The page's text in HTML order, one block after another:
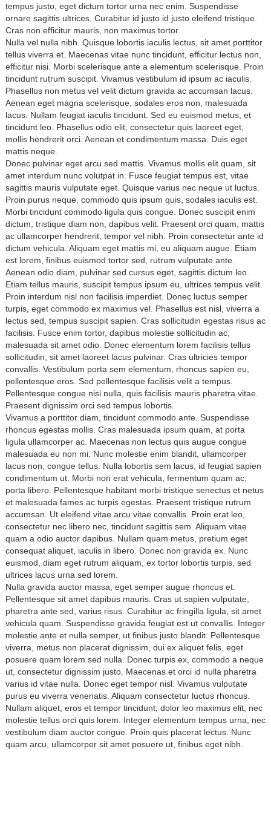
tempus justo, eget dictum tortor urna nec enim. Suspendisse
ornare sagittis ultrices. Curabitur id justo id justo eleifend tristique.
Cras non efficitur mauris, non maximus tortor.
Nulla vel nulla nibh. Quisque lobortis iaculis lectus, sit amet porttitor
tellus viverra et. Maecenas vitae nunc tincidunt, efficitur lectus non,
efficitur nisi. Morbi scelerisque ante a elementum scelerisque. Proin
tincidunt rutrum suscipit. Vivamus vestibulum id ipsum ac iaculis.
Phasellus non metus vel velit dictum gravida ac accumsan lacus.
Aenean eget magna scelerisque, sodales eros non, malesuada
lacus. Nullam feugiat iaculis tincidunt. Sed eu euismod metus, et
tincidunt leo. Phasellus odio elit, consectetur quis laoreet eget,
mollis hendrerit orci. Aenean et condimentum massa. Duis eget
mattis neque.
Donec pulvinar eget arcu sed mattis. Vivamus mollis elit quam, sit
amet interdum nunc volutpat in. Fusce feugiat tempus est, vitae
sagittis mauris vulputate eget. Quisque varius nec neque ut luctus.
Proin purus neque, commodo quis ipsum quis, sodales iaculis est.
Morbi tincidunt commodo ligula quis congue. Donec suscipit enim
dictum, tristique diam non, dapibus velit. Praesent orci quam, mattis
ac ullamcorper hendrerit, tempor vel nibh. Proin consectetur ante id
dictum vehicula. Aliquam eget mattis mi, eu aliquam augue. Etiam
est lorem, finibus euismod tortor sed, rutrum vulputate ante.
Aenean odio diam, pulvinar sed cursus eget, sagittis dictum leo.
Etiam tellus mauris, suscipit tempus ipsum eu, ultrices tempus velit.
Proin interdum nisl non facilisis imperdiet. Donec luctus semper
turpis, eget commodo ex maximus vel. Phasellus est nisl, viverra a
lectus sed, tempus suscipit sapien. Cras sollicitudin egestas risus ac
facilisis. Fusce enim tortor, dapibus molestie sollicitudin ac,
malesuada sit amet odio. Donec elementum lorem facilisis tellus
sollicitudin, sit amet laoreet lacus pulvinar. Cras ultricies tempor
convallis. Vestibulum porta sem elementum, rhoncus sapien eu,
pellentesque eros. Sed pellentesque facilisis velit a tempus.
Pellentesque congue nisi nulla, quis facilisis mauris pharetra vitae.
Praesent dignissim orci sed tempus lobortis.
Vivamus a porttitor diam, tincidunt commodo ante. Suspendisse
rhoncus egestas mollis. Cras malesuada ipsum quam, at porta
ligula ullamcorper ac. Maecenas non lectus quis augue congue
malesuada eu non mi. Nunc molestie enim blandit, ullamcorper
lacus non, congue tellus. Nulla lobortis sem lacus, id feugiat sapien
condimentum ut. Morbi non erat vehicula, fermentum quam ac,
porta libero. Pellentesque habitant morbi tristique senectus et netus
et malesuada fames ac turpis egestas. Praesent tristique rutrum
accumsan. Ut eleifend vitae arcu vitae convallis. Proin erat leo,
consectetur nec libero nec, tincidunt sagittis sem. Aliquam vitae
quam a odio auctor dapibus. Nullam quam metus, pretium eget
consequat aliquet, iaculis in libero. Donec non gravida ex. Nunc
euismod, diam eget rutrum aliquam, ex tortor lobortis turpis, sed
ultrices lacus urna sed lorem.
Nulla gravida auctor massa, eget semper augue rhoncus et.
Pellentesque sit amet dapibus mauris. Cras ut sapien vulputate,
pharetra ante sed, varius risus. Curabitur ac fringilla ligula, sit amet
vehicula quam. Suspendisse gravida feugiat est ut convallis. Integer
molestie ante et nulla semper, ut finibus justo blandit. Pellentesque
viverra, metus non placerat dignissim, dui ex aliquet felis, eget
posuere quam lorem sed nulla. Donec turpis ex, commodo a neque
ut, consectetur dignissim justo. Maecenas et orci id nulla pharetra
varius id vitae nulla. Donec eget tempor nisl. Vivamus vulputate
purus eu viverra venenatis. Aliquam consectetur luctus rhoncus.
Nullam aliquet, eros et tempor tincidunt, dolor leo maximus elit, nec
molestie tellus orci quis lorem. Integer elementum tempus urna, nec
vestibulum diam auctor congue. Proin quis placerat lectus. Nunc
quam arcu, ullamcorper sit amet posuere ut, finibus eget nibh.